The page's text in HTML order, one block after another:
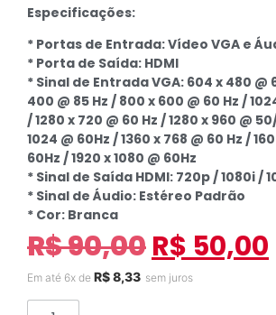
Especificações:
* Portas de Entrada: Vídeo VGA e
* Porta de Saída: HDMI
* Sinal de Entrada VGA: 604 x 480 @
400 @ 85 Hz / 800 x 600 @ 60 Hz /
/ 1280 x 720 @ 60 Hz / 1280 x 960 @
1024 @ 60Hz / 1360 x 768 @ 60 Hz /
60Hz / 1920 x 1080 @ 60Hz
* Sinal de Saída HDMI: 720p / 1080i /
* Sinal de Áudio: Estéreo Padrão
* Cor: Branca
R$90,00R$ 50,00
Em até 6x de R$8,33 sem juros